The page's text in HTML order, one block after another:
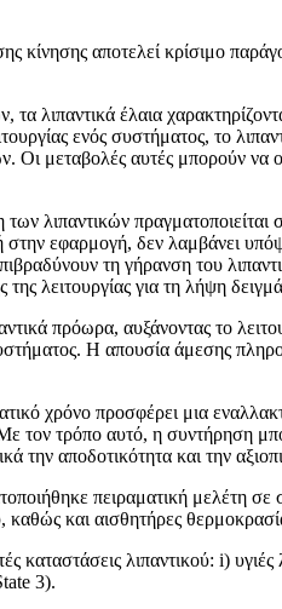
κίνησης αποτελεί κρίσιμο
λιπαντικά έλαια
ενός συστήματος, το
μεταβολές αυτές μπορούν να
των λιπαντικών
εφαρμογή, δεν λαμβάνει
τη γήρανση του
λειτουργίας για τη λήψη
πρόωρα, αυξάνοντας το
Η απουσία άμεσης
χρόνο προσφέρει μια
τον τρόπο αυτό, η συντήρηση
την αποδοτικότητα και την
πειραματική μελέτη
καθώς και αισθητήρες
καταστάσεις λιπαντικού: i)
3).